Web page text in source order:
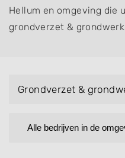
Hellum en omgeving die
grondverzet &
Grondverzet &
Alle bedrijven in de